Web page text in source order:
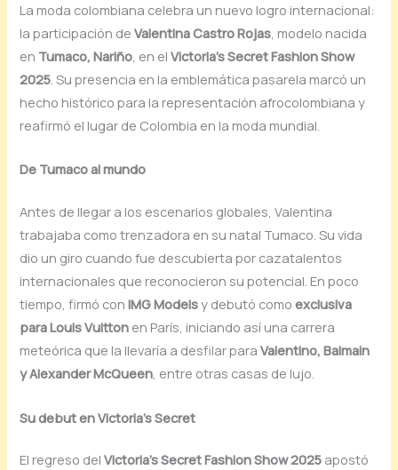
La moda colombiana celebra un nuevo logro internacional:
la participación deValentina Castro Rojas, modelo nacida
en Tumaco, Nariño, en elVictoria’s Secret Fashion Show
2025. Su presencia en la emblemática pasarela marcó un
hecho histórico para la representación afrocolombiana y
reafirmó el lugar de Colombia en la moda mundial.
De Tumaco al mundo
Antes de llegar a los escenarios globales, Valentina
trabajaba como trenzadora en su natal Tumaco. Su vida
dio un giro cuando fue descubierta por cazatalentos
internacionales que reconocieron su potencial. En poco
tiempo, firmó conIMG Modelsy debutó comoexclusiva
para Louis Vuitton en París, iniciando así una carrera
meteórica que la llevaría a desfilar paraValentino, Balmain
y Alexander McQueen, entre otras casas de lujo.
Su debut en Victoria’s Secret
El regreso delVictoria’s Secret Fashion Show 2025 apostó